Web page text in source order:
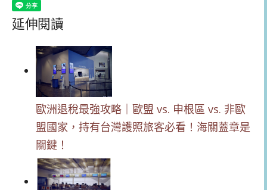
延伸閱讀
歐洲退稅最強攻略｜歐盟 vs. 申根區 vs. 非歐
盟國家，持有台灣護照旅客必看！海關蓋章是
關鍵！